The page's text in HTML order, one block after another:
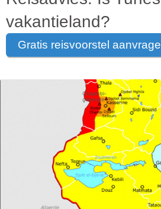
vakantieland?
gratis reisvoorstel